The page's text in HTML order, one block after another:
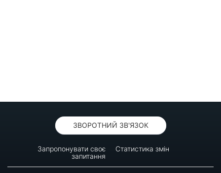
ЗВОРОТНИЙ ЗВ'ЯЗОК
Запропонувати своє
запитання
Статистика змін